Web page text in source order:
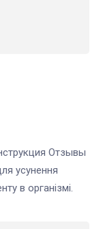
Отзывы
усунення
в організмі.